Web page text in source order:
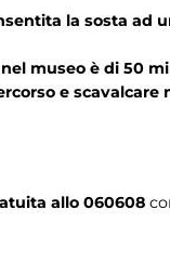
la sosta ad
museo è di 50
e scavalcare
allo 060608